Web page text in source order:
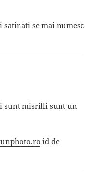
se mai numesc
sunt misrilli sunt un
id de